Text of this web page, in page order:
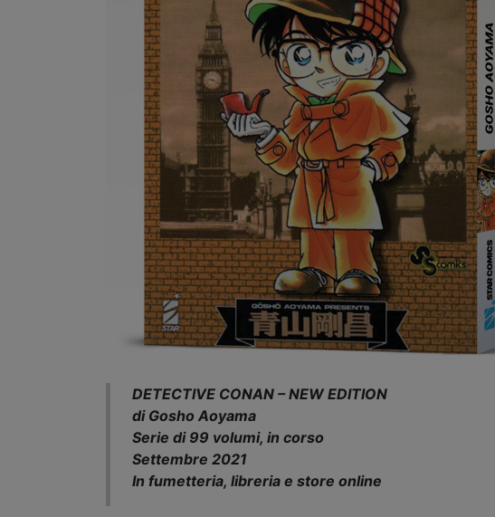
DETECTIVE CONAN – NEW EDITION
di Gosho Aoyama
Serie di 99 volumi, in corso
Settembre 2021
In fumetteria, libreria e store online